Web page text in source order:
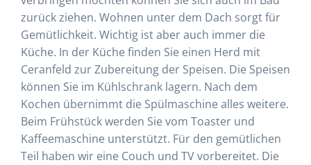
zurück ziehen. Wohnen unter dem Dach sorgt für
Gemütlichkeit. Wichtig ist aber auch immer die
Küche. In der Küche finden Sie einen Herd mit
Ceranfeld zur Zubereitung der Speisen. Die Speisen
können Sie im Kühlschrank lagern. Nach dem
Kochen übernimmt die Spülmaschine alles weitere.
Beim Frühstück werden Sie vom Toaster und
Kaffeemaschine unterstützt. Für den gemütlichen
Teil haben wir eine Couch und TV vorbereitet. Die